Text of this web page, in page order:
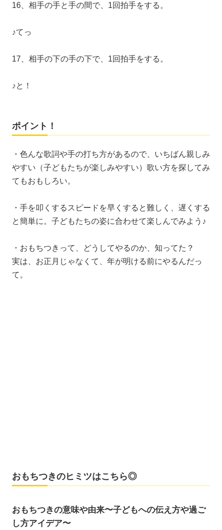
16、相手の手と手の間で、1回拍手をする。
♪てっ
17、相手の下の手の下で、1回拍手をする。
♪と！
ポイント！
・色んな歌詞や手の打ち方があるので、いちばん親しみ
やすい（子どもたちが楽しみやすい）歌い方を探してみ
てもおもしろい。
・手を叩くするスピードを早くすると難しく、遅くする
と簡単に。子どもたちの姿に合わせて楽しんでみよう♪
・おもちつきって、どうしてやるのか、知ってた？
実は、お正月じゃなくて、年が明ける前にやるんだっ
て。
おもちつきのヒミツはこちら◎
おもちつきの意味や由来〜子どもへの伝え方や過ご
し方アイデア〜